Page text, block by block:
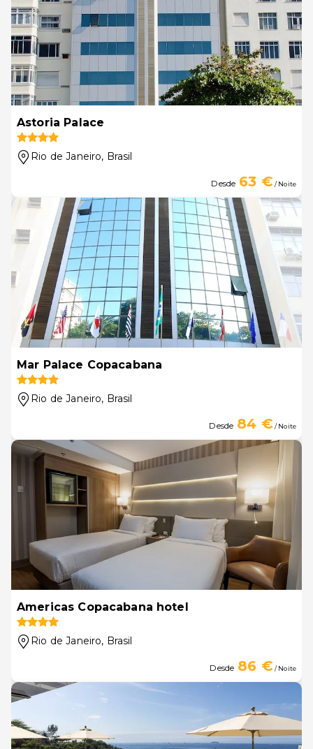
Astoria Palace
Rio de Janeiro, Brasil
Desde 63 €/ Noite
Mar Palace Copacabana
Rio de Janeiro, Brasil
Desde 84 €/ Noite
Americas Copacabana hotel
Rio de Janeiro, Brasil
Desde 86 €/ Noite